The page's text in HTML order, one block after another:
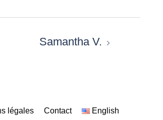
Samantha V.
légales Contact English